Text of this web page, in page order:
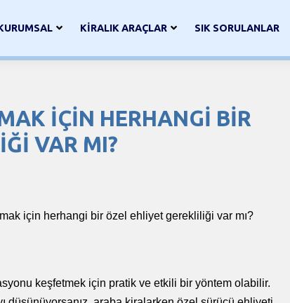
KİRALIK ARAÇLAR SIK SORULANLAR
IÇIN HERHANGI BIR
VAR MI?
için herhangi bir özel ehliyet gerekliliği var mı?
keşfetmek için pratik ve etkili bir yöntem olabilir.